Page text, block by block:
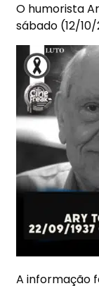
O humorista
sábado (12/
A informação